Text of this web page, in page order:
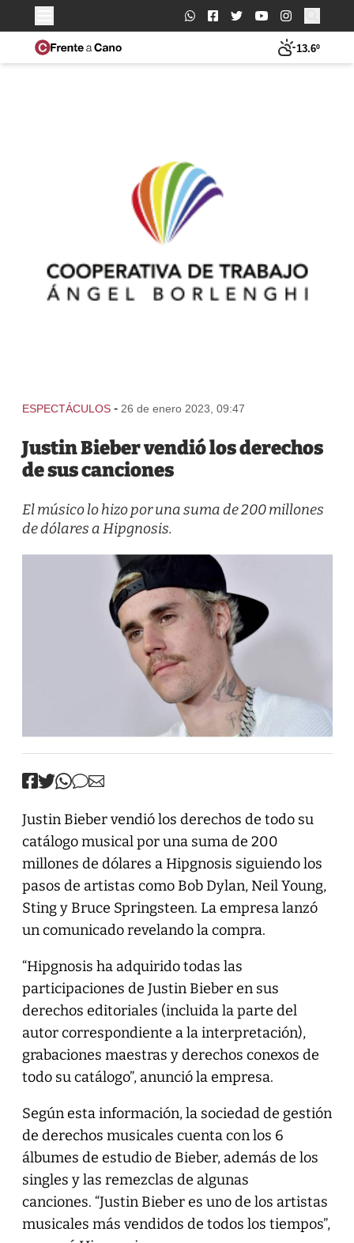
Buscar:
13.6º
ESPECTÁCULOS - 26 de enero 2023, 09:47
Justin Bieber vendió los derechos
de sus canciones
El músico lo hizo por una suma de 200 millones
de dólares a Hipgnosis.
Justin Bieber vendió los derechos de todo su
catálogo musical por una suma de 200
millones de dólares a Hipgnosis siguiendo los
pasos de artistas como Bob Dylan, Neil Young,
Sting y Bruce Springsteen. La empresa lanzó
un comunicado revelando la compra.
“Hipgnosis ha adquirido todas las
participaciones de Justin Bieber en sus
derechos editoriales (incluida la parte del
autor correspondiente a la interpretación),
grabaciones maestras y derechos conexos de
todo su catálogo”, anunció la empresa.
Según esta información, la sociedad de gestión
de derechos musicales cuenta con los 6
álbumes de estudio de Bieber, además de los
singles y las remezclas de algunas
canciones. “Justin Bieber es uno de los artistas
musicales más vendidos de todos los tiempos”,